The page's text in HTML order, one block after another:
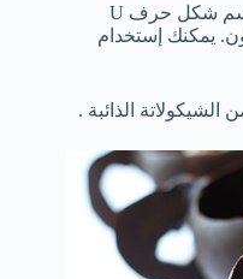
– صب الشيكولاتة حتي تستطيع رسم شكل حرف U
يمكنك إستخدام
الذائبة .